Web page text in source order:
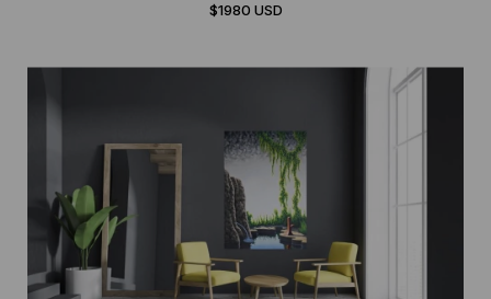
$1980 USD